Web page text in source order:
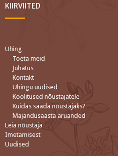
KIIRVIITED
Ühing
Toeta meid
Juhatus
Kontakt
Ühingu uudised
Koolitused nõustajatele
Kuidas saada nõustajaks?
Majandusaasta aruanded
Leia nõustaja
Imetamisest
Uudised